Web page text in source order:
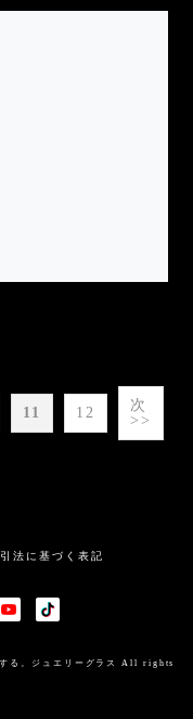
11 12
次
>>
法に基づく表記
る。ジュエリーグラス All rights